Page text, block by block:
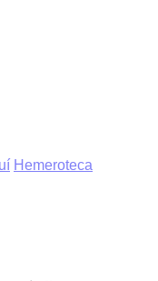
Hemeroteca